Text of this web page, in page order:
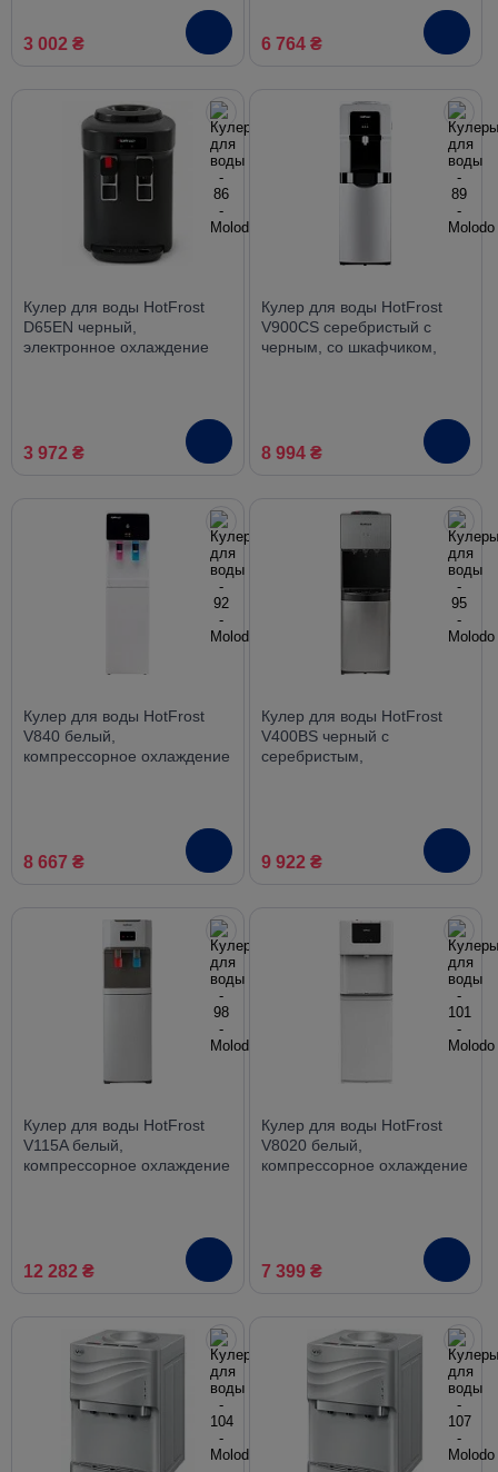
3 002 ₴ 6 764 ₴
Кулер для воды HotFrost
D65EN черный,
электронное охлаждение
3 972 ₴
Кулер для воды HotFrost
V900CS серебристый с
черным, со шкафчиком,
8 994 ₴
Кулер для воды HotFrost
V840 белый,
компрессорное охлаждение
8 667 ₴
Кулер для воды HotFrost
V400BS черный с
серебристым,
9 922 ₴
Кулер для воды HotFrost
V115A белый,
компрессорное охлаждение
12 282 ₴
Кулер для воды HotFrost
V8020 белый,
компрессорное охлаждение
7 399 ₴